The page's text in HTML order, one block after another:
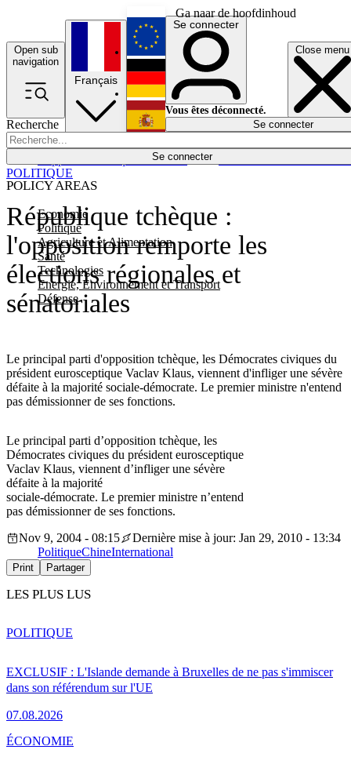
Ga naar de hoofdinhoud
Open sub
navigation
Close menu
Recherche
Se connecter
POLICY AREAS
Economie
Politique
Agriculture et Alimentation
Santé
Technologies
Energie, Environnement et Transport
Défense
Économie
Français
English
Deutsch
Español
Se connecter
Vous êtes déconnecté.
Se connecter
République tchèque :
l'opposition remporte les
élections régionales et
sénatoriales
Le principal parti d'opposition tchèque, les Démocrates civiques du
président eurosceptique Vaclav Klaus, viennent d'infliger une sévère
défaite à la majorité sociale-démocrate. Le premier ministre n'entend
pas démissionner de ses fonctions.
POLITIQUE
Le principal parti d’opposition tchèque, les
Démocrates civiques du président eurosceptique
Vaclav Klaus, viennent d’infliger une sévère
défaite à la majorité
sociale-démocrate. Le premier ministre n’entend
pas démissionner de ses fonctions.
Nov 9, 2004 - 08:15
Dernière mise à jour: Jan 29, 2010 - 13:34
PolitiqueChineInternational
Print Partager
LES PLUS LUS
EXCLUSIF : L'Islande demande à Bruxelles de ne pas s'immiscer
dans son référendum sur l'UE
07.08.2026
POLITIQUE
ÉCONOMIE